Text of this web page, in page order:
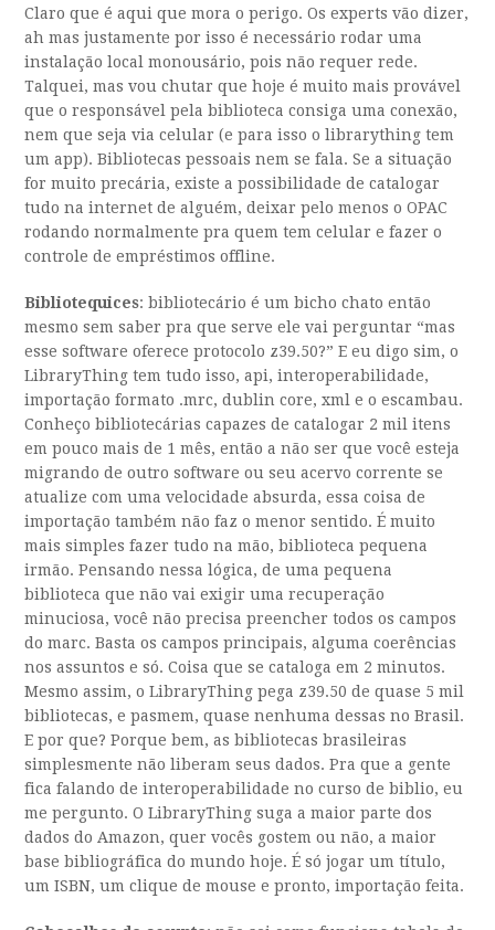
Claro que é aqui que mora o perigo. Os experts vão dizer,
ah mas justamente por isso é necessário rodar uma
instalação local monousário, pois não requer rede.
Talquei, mas vou chutar que hoje é muito mais provável
que o responsável pela biblioteca consiga uma conexão,
nem que seja via celular (e para isso o librarything tem
um app). Bibliotecas pessoais nem se fala. Se a situação
for muito precária, existe a possibilidade de catalogar
tudo na internet de alguém, deixar pelo menos o OPAC
rodando normalmente pra quem tem celular e fazer o
controle de empréstimos offline.
Bibliotequices: bibliotecário é um bicho chato então
mesmo sem saber pra que serve ele vai perguntar “mas
esse software oferece protocolo z39.50?” E eu digo sim, o
LibraryThing tem tudo isso, api, interoperabilidade,
importação formato .mrc, dublin core, xml e o escambau.
Conheço bibliotecárias capazes de catalogar 2 mil itens
em pouco mais de 1 mês, então a não ser que você esteja
migrando de outro software ou seu acervo corrente se
atualize com uma velocidade absurda, essa coisa de
importação também não faz o menor sentido. É muito
mais simples fazer tudo na mão, biblioteca pequena
irmão. Pensando nessa lógica, de uma pequena
biblioteca que não vai exigir uma recuperação
minuciosa, você não precisa preencher todos os campos
do marc. Basta os campos principais, alguma coerências
nos assuntos e só. Coisa que se cataloga em 2 minutos.
Mesmo assim, o LibraryThing pega z39.50 de quase 5 mil
bibliotecas, e pasmem, quase nenhuma dessas no Brasil.
E por que? Porque bem, as bibliotecas brasileiras
simplesmente não liberam seus dados. Pra que a gente
fica falando de interoperabilidade no curso de biblio, eu
me pergunto. O LibraryThing suga a maior parte dos
dados do Amazon, quer vocês gostem ou não, a maior
base bibliográfica do mundo hoje. É só jogar um título,
um ISBN, um clique de mouse e pronto, importação feita.